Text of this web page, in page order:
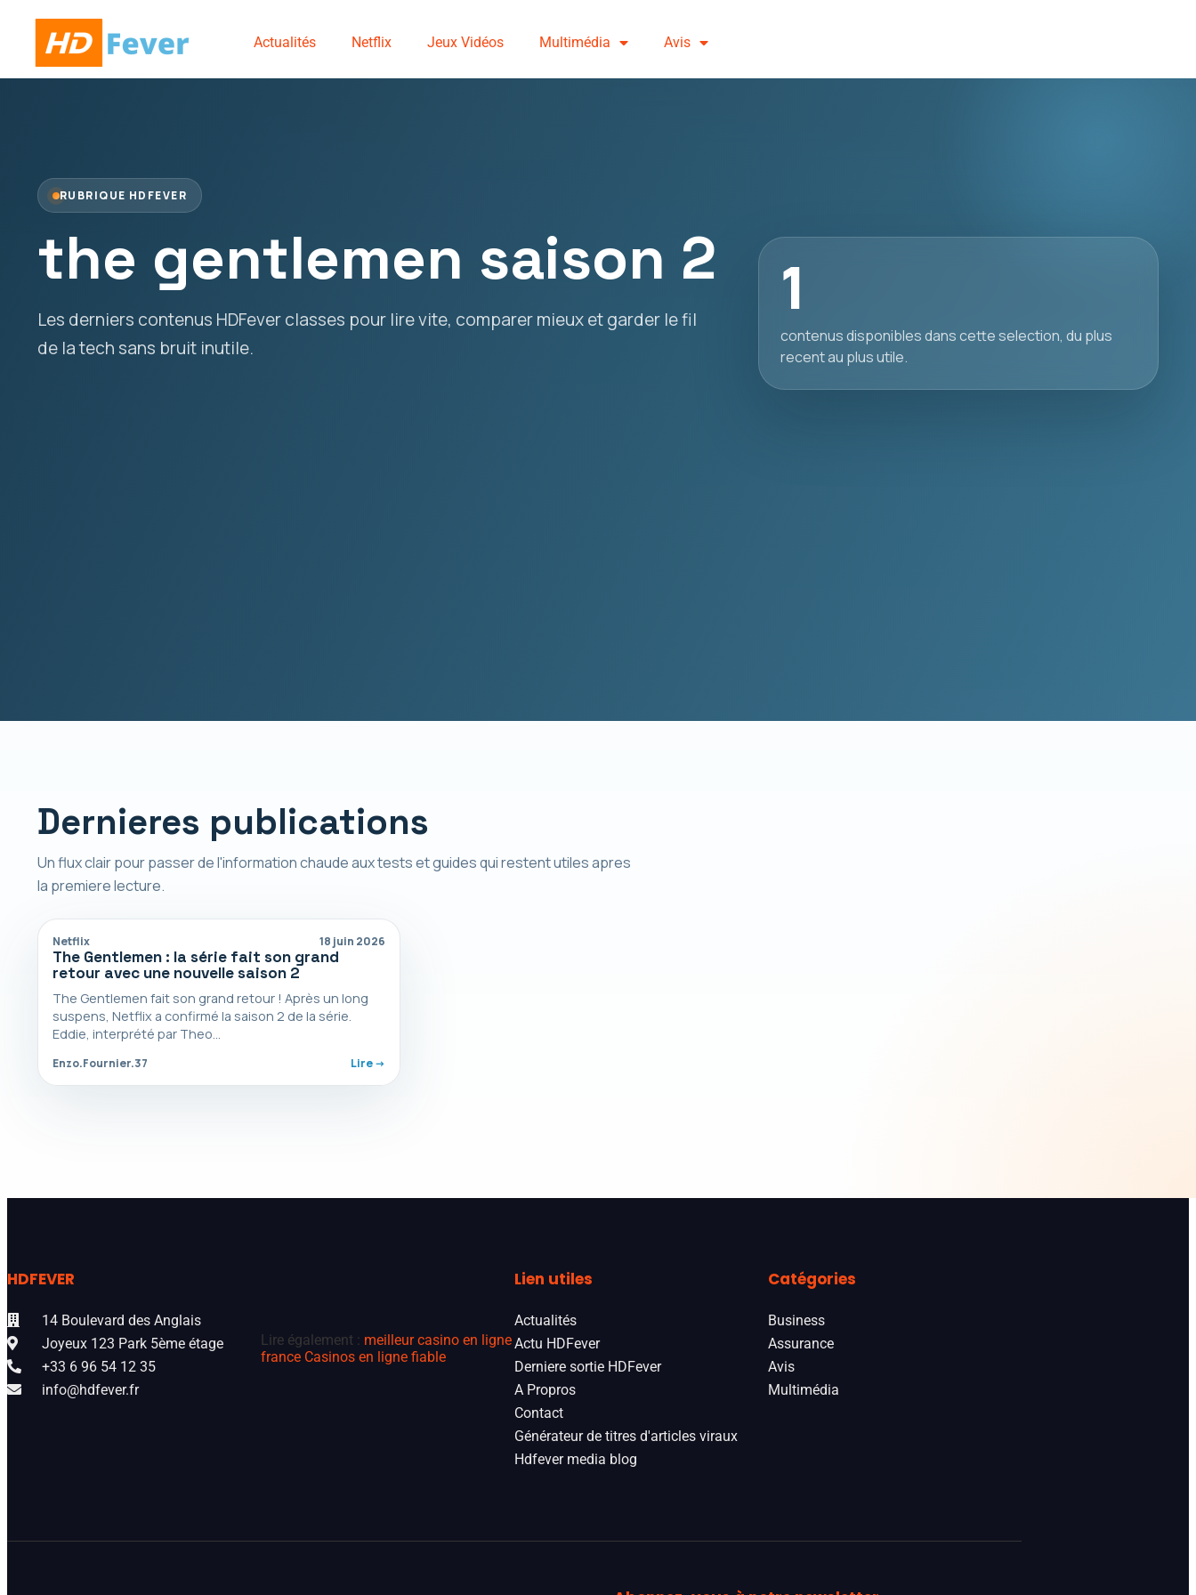
Actualités Netflix Jeux Vidéos Multimédia Avis
RUBRIQUE HDFEVER
the gentlemen saison 2
Les derniers contenus HDFever classes pour lire vite, comparer mieux et garder le fil
de la tech sans bruit inutile.
1
contenus disponibles dans cette selection, du plus
recent au plus utile.
Dernieres publications
Un flux clair pour passer de l'information chaude aux tests et guides qui restent utiles apres
la premiere lecture.
Netflix 18 juin 2026
The Gentlemen : la série fait son grand
retour avec une nouvelle saison 2
The Gentlemen fait son grand retour ! Après un long
suspens, Netflix a confirmé la saison 2 de la série.
Eddie, interprété par Theo…
Enzo.Fournier.37 Lire ->
HDFEVER
14 Boulevard des Anglais
Joyeux 123 Park 5ème étage
+33 6 96 54 12 35
info@hdfever.fr
Lire également : meilleur casino en ligne
france Casinos en ligne fiable
Lien utiles
Actualités
Actu HDFever
Derniere sortie HDFever
A Propros
Contact
Générateur de titres d'articles viraux
Hdfever media blog
Catégories
Business
Assurance
Avis
Multimédia